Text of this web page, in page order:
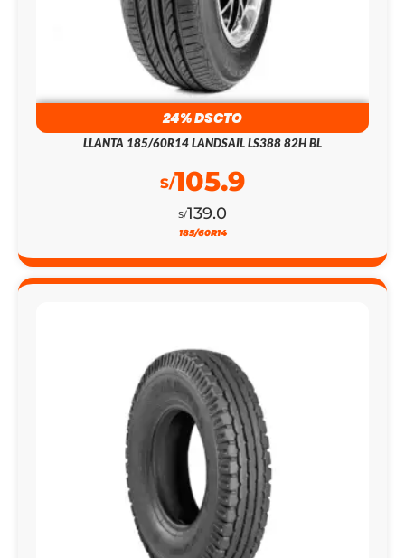
24% DSCTO
LLANTA 185/60R14 LANDSAIL LS388 82H BL
S/139.0
S/105.9
185/60R14